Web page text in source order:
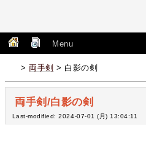
Menu
>両手剣 > 白影の剣
両手剣/白影の剣
Last-modified: 2024-07-01 (月) 13:04:11